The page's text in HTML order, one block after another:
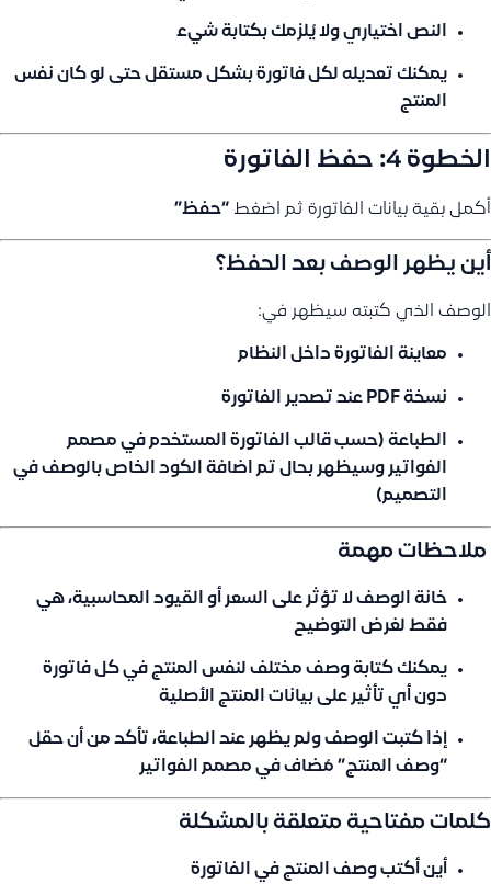
النص اختياري ولا يُلزمك بكتابة شيء
يمكنك تعديله لكل فاتورة بشكل مستقل حتى لو كان نفس
المنتج
الخطوة 4: حفظ الفاتورة
أكمل بقية بيانات الفاتورة ثم اضغط “حفظ”
أين يظهر الوصف بعد الحفظ؟
الوصف الذي كتبته سيظهر في:
معاينة الفاتورة داخل النظام
نسخة PDF عند تصدير الفاتورة
الطباعة (حسب قالب الفاتورة المستخدم في مصمم
الفواتير وسيظهر بحال تم اضافة الكود الخاص بالوصف في
التصميم)
️ ملاحظات مهمة
خانة الوصف لا تؤثر على السعر أو القيود المحاسبية، هي
فقط لغرض التوضيح
يمكنك كتابة وصف مختلف لنفس المنتج في كل فاتورة
دون أي تأثير على بيانات المنتج الأصلية
إذا كتبت الوصف ولم يظهر عند الطباعة، تأكد من أن حقل
“وصف المنتج” مُضاف في مصمم الفواتير
كلمات مفتاحية متعلقة بالمشكلة
أين أكتب وصف المنتج في الفاتورة